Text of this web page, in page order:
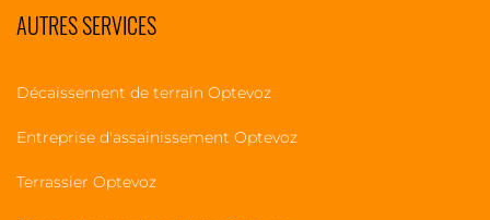
AUTRES SERVICES
Décaissement de terrain Optevoz
Entreprise d'assainissement Optevoz
Terrassier Optevoz